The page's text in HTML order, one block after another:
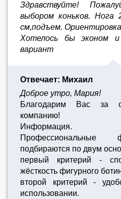
Здравствуйте!
выбором коньков.
см,подъем.
Хотелось бы эконом и
вариант
Отвечает: Михаил
Доброе утро, Мария!
Благодарим Вас за
компанию!
Информация.
Профессиональные
подбираются по двум
первый критерий -
жёсткость фигурного
второй критерий -
использовании.